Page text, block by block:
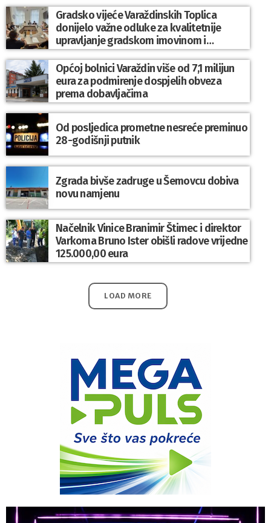
Gradsko vijeće Varaždinskih Toplica
donijelo važne odluke za kvalitetnije
upravljanje gradskom imovinom i
komunalnim sustavom
Općoj bolnici Varaždin više od 7,1 milijun
eura za podmirenje dospjelih obveza
prema dobavljačima
Od posljedica prometne nesreće preminuo
28-godišnji putnik
Zgrada bivše zadruge u Šemovcu dobiva
novu namjenu
Načelnik Vinice Branimir Štimec i direktor
Varkoma Bruno Ister obišli radove vrijedne
125.000,00 eura
LOAD MORE